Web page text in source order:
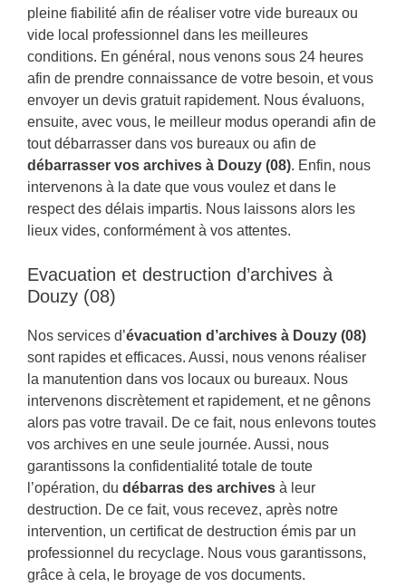
pleine fiabilité afin de réaliser votre vide bureaux ou
vide local professionnel dans les meilleures
conditions. En général, nous venons sous 24 heures
afin de prendre connaissance de votre besoin, et vous
envoyer un devis gratuit rapidement. Nous évaluons,
ensuite, avec vous, le meilleur modus operandi afin de
tout débarrasser dans vos bureaux ou afin de
débarrasser vos archives à Douzy (08). Enfin, nous
intervenons à la date que vous voulez et dans le
respect des délais impartis. Nous laissons alors les
lieux vides, conformément à vos attentes.
Evacuation et destruction d’archives à
Douzy (08)
Nos services d’évacuation d’archives à Douzy (08)
sont rapides et efficaces. Aussi, nous venons réaliser
la manutention dans vos locaux ou bureaux. Nous
intervenons discrètement et rapidement, et ne gênons
alors pas votre travail. De ce fait, nous enlevons toutes
vos archives en une seule journée. Aussi, nous
garantissons la confidentialité totale de toute
l’opération, du débarras des archives à leur
destruction. De ce fait, vous recevez, après notre
intervention, un certificat de destruction émis par un
professionnel du recyclage. Nous vous garantissons,
grâce à cela, le broyage de vos documents.